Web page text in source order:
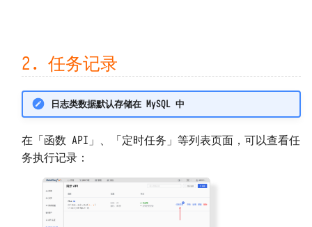
Prometheus
阿里云日志服务 SLS
LLM（兼容 OpenAI）
响应数据 DFF.RESP
响应文件 DFF.RESP_FILE
响应大量数据
DFF.RESP_LARGE_DATA
重定向 DFF.REDIRECT
函数页面 DFF.FUNC_PAGE
2. 任务记录
日志类数据默认存储在 MySQL 中
在「函数 API」、「定时任务」等列表页面，可以查看任
务执行记录：